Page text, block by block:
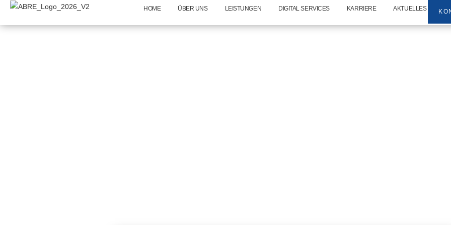
HOME ÜBER UNS LEISTUNGEN DIGITAL SERVICES KARRIERE AKTUELLES